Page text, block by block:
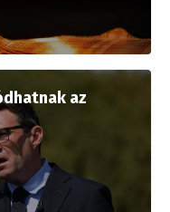
az